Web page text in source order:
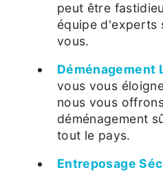
peut être
équipe d'experts
vous.
Déménagement
vous vous
nous vous
déménagement
tout le pays.
Entreposage